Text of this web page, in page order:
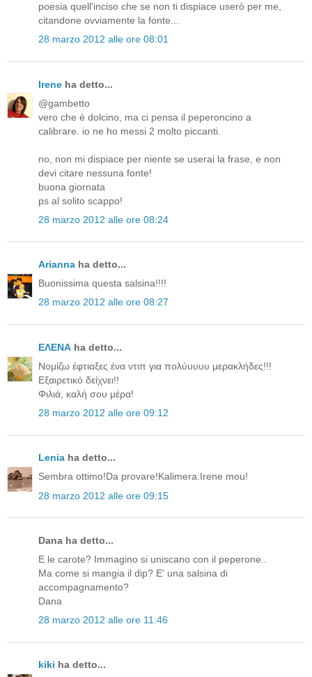
poesia quell'inciso che se non ti dispiace userò per me,
citandone ovviamente la fonte...
28 marzo 2012 alle ore 08:01
Irene ha detto...
@gambetto
vero che è dolcino, ma ci pensa il peperoncino a
calibrare. io ne ho messi 2 molto piccanti.
no, non mi dispiace per niente se userai la frase, e non
devi citare nessuna fonte!
buona giornata
ps al solito scappo!
28 marzo 2012 alle ore 08:24
Arianna ha detto...
Buonissima questa salsina!!!!
28 marzo 2012 alle ore 08:27
ΕΛΕΝΑ ha detto...
Νομίζω έφτιαξες ένα ντιπ για πολύυυυυ μερακλήδες!!!
Εξαιρετικό δείχνει!!
Φιλιά, καλή σου μέρα!
28 marzo 2012 alle ore 09:12
Lenia ha detto...
Sembra ottimo!Da provare!Kalimera.Irene mou!
28 marzo 2012 alle ore 09:15
Dana ha detto...
E le carote? Immagino si uniscano con il peperone..
Ma come si mangia il dip? E' una salsina di
accompagnamento?
Dana
28 marzo 2012 alle ore 11:46
kiki ha detto...